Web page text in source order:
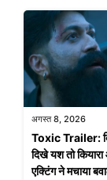
अगस्त 8, 2026
Toxic Trailer:
दिखे यश तो
एक्टिंग ने मचाया